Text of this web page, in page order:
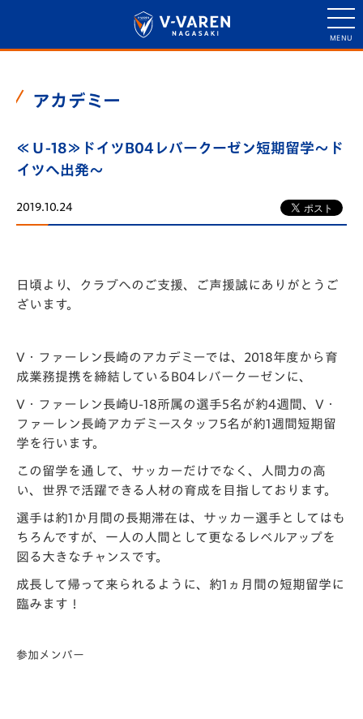
アカデミー
≪Ｕ-18≫ドイツB04レバークーゼン短期留学～ド
イツへ出発～
2019.10.24
日頃より、クラブへのご支援、ご声援誠にありがとうご
ざいます。
V・ファーレン長崎のアカデミーでは、2018年度から育
成業務提携を締結しているB04レバークーゼンに、
V・ファーレン長崎U-18所属の選手5名が約4週間、 V・
ファーレン長崎アカデミースタッフ5名が約1週間短期留
学を行います。
この留学を通して、サッカーだけでなく、人間力の高
い、 世界で活躍できる人材の育成を目指しております。
選手は約1か月間の長期滞在は、 サッカー選手としてはも
ちろんですが、一人の人間として更なるレベルアップを
図る大きなチャンスです。
成長して帰って来られるように、約1ヵ月間の短期留学に
臨みます！
参加メンバー